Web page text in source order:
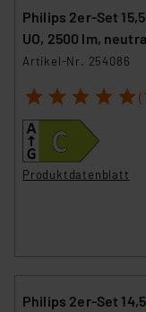
Philips 2er-Set
UO, 2500 lm,
Artikel-Nr. 254086
1 2 3 4 5
Produktdatenblatt
Philips 2er-Set